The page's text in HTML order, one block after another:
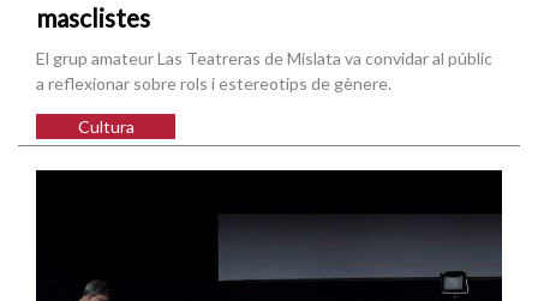
masclistes
El grup amateur Las Teatreras de Mislata va convidar al públic
a reflexionar sobre rols i estereotips de gènere.
Cultura